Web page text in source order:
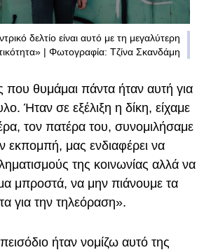
δελτίο είναι αυτό με τη μεγαλύτερη
| Φωτογραφία: Τζίνα Σκανδάμη
που θυμάμαι πάντα ήταν αυτή για
Ήταν σε εξέλιξη η δίκη, είχαμε
τον πατέρα του, συνομιλήσαμε
εκπομπή, μας ενδιαφέρει να
της κοινωνίας αλλά να
μπροστά, να μην πιάνουμε τα
για την τηλεόραση».
ήταν νομίζω αυτό της